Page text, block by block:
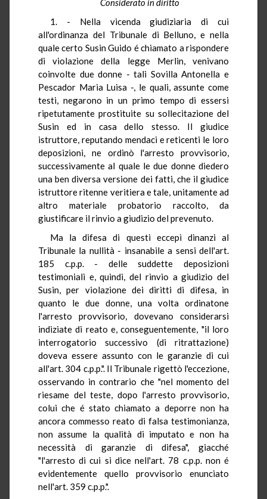
Considerato in diritto
1. - Nella vicenda giudiziaria di cui
all'ordinanza del Tribunale di Belluno, e nella
quale certo Susin Guido é chiamato a rispondere
di violazione della legge Merlin, venivano
coinvolte due donne - tali Sovilla Antonella e
Pescador Maria Luisa -, le quali, assunte come
testi, negarono in un primo tempo di essersi
ripetutamente prostituite su sollecitazione del
Susin ed in casa dello stesso. Il giudice
istruttore, reputando mendaci e reticenti le loro
deposizioni, ne ordinò l'arresto provvisorio,
successivamente al quale le due donne diedero
una ben diversa versione dei fatti, che il giudice
istruttore ritenne veritiera e tale, unitamente ad
altro materiale probatorio raccolto, da
giustificare il rinvio a giudizio del prevenuto.
Ma la difesa di questi eccepì dinanzi al
Tribunale la nullità - insanabile a sensi dell'art.
185 c.p.p. - delle suddette deposizioni
testimoniali e, quindi, del rinvio a giudizio del
Susin, per violazione dei diritti di difesa, in
quanto le due donne, una volta ordinatone
l'arresto provvisorio, dovevano considerarsi
indiziate di reato e, conseguentemente, "il loro
interrogatorio successivo (di ritrattazione)
doveva essere assunto con le garanzie di cui
all'art. 304 c.p.p.". Il Tribunale rigettò l'eccezione,
osservando in contrario che "nel momento del
riesame del teste, dopo l'arresto provvisorio,
colui che é stato chiamato a deporre non ha
ancora commesso reato di falsa testimonianza,
non assume la qualità di imputato e non ha
necessità di garanzie di difesa", giacché
"l'arresto di cui si dice nell'art. 78 c.p.p. non é
evidentemente quello provvisorio enunciato
nell'art. 359 c.p.p.".